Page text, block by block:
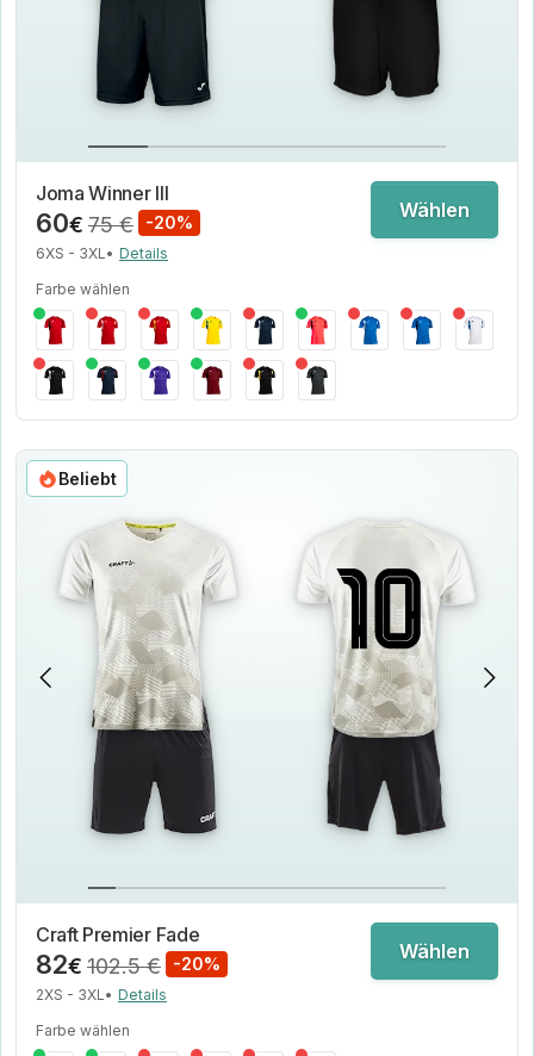
Joma Winner III
60€ 75 € -20%
6XS - 3XL• Details
Wählen
Farbe wählen
Beliebt
Craft Premier Fade
82€ 102.5 € -20%
2XS - 3XL• Details
Wählen
Farbe wählen